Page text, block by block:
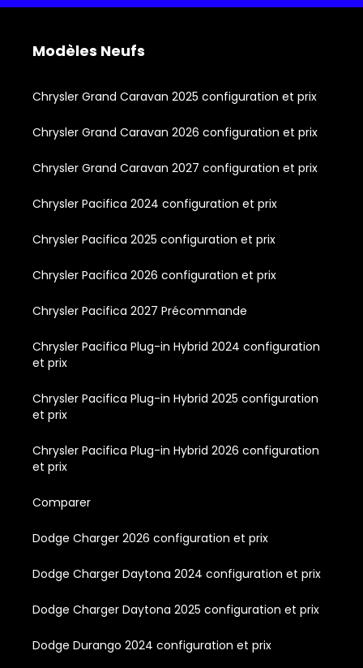
Modèles Neufs
Chrysler Grand Caravan 2025 configuration et prix
Chrysler Grand Caravan 2026 configuration et prix
Chrysler Grand Caravan 2027 configuration et prix
Chrysler Pacifica 2024 configuration et prix
Chrysler Pacifica 2025 configuration et prix
Chrysler Pacifica 2026 configuration et prix
Chrysler Pacifica 2027 Précommande
Chrysler Pacifica Plug-in Hybrid 2024 configuration
et prix
Chrysler Pacifica Plug-in Hybrid 2025 configuration
et prix
Chrysler Pacifica Plug-in Hybrid 2026 configuration
et prix
Comparer
Dodge Charger 2026 configuration et prix
Dodge Charger Daytona 2024 configuration et prix
Dodge Charger Daytona 2025 configuration et prix
Dodge Durango 2024 configuration et prix